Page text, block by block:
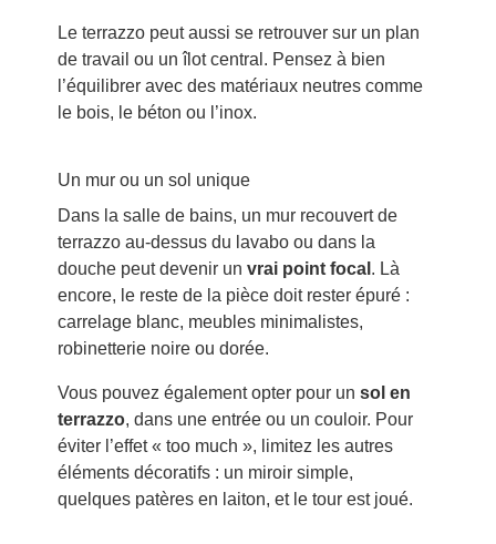
Le terrazzo peut aussi se retrouver sur un plan
de travail ou un îlot central. Pensez à bien
l’équilibrer avec des matériaux neutres comme
le bois, le béton ou l’inox.
Un mur ou un sol unique
Dans la salle de bains, un mur recouvert de
terrazzo au-dessus du lavabo ou dans la
douche peut devenir un vrai point focal . Là
encore, le reste de la pièce doit rester épuré :
carrelage blanc, meubles minimalistes,
robinetterie noire ou dorée.
Vous pouvez également opter pour un sol en
terrazzo, dans une entrée ou un couloir. Pour
éviter l’effet « too much », limitez les autres
éléments décoratifs : un miroir simple,
quelques patères en laiton, et le tour est joué.